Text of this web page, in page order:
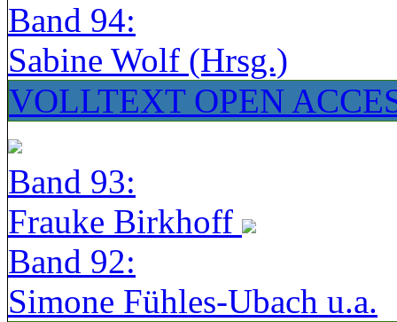
Band 94:
Sabine Wolf (Hrsg.)
VOLLTEXT OPEN
Band 93:
Frauke Birkhoff
Band 92:
Simone Fühles-Ubach u.a.